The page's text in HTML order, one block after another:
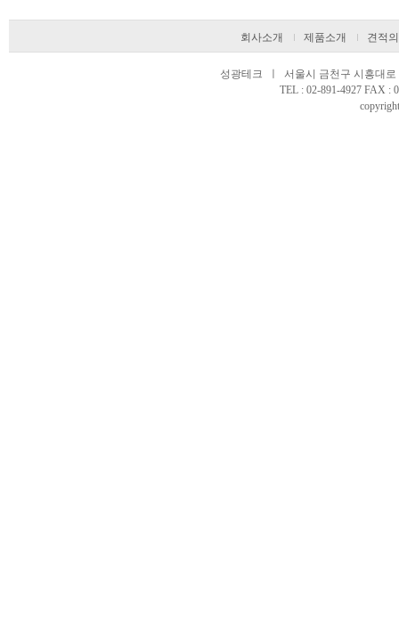
회사소개 제품소개 견적
성광테크 ㅣ 서울시 금천구 시흥대
TEL : 02-891-4927 FAX :